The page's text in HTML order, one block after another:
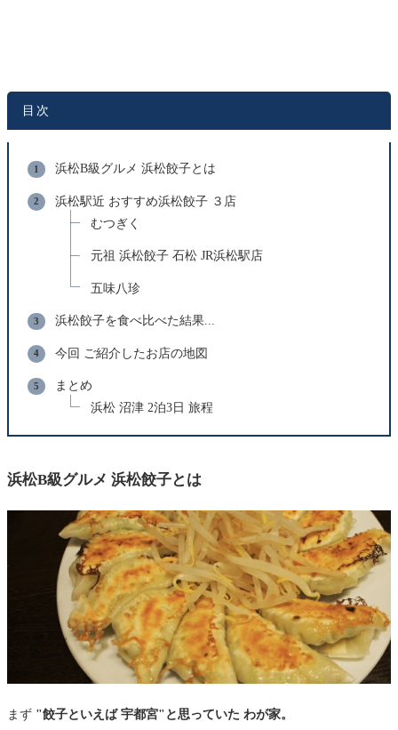
目次
浜松B級グルメ 浜松餃子とは
浜松駅近 おすすめ浜松餃子 ３店
むつぎく
元祖 浜松餃子 石松 JR浜松駅店
五味八珍
浜松餃子を食べ比べた結果...
今回 ご紹介したお店の地図
まとめ
浜松 沼津 2泊3日 旅程
浜松B級グルメ 浜松餃子とは
まず "餃子といえば 宇都宮"と思っていた わが家。